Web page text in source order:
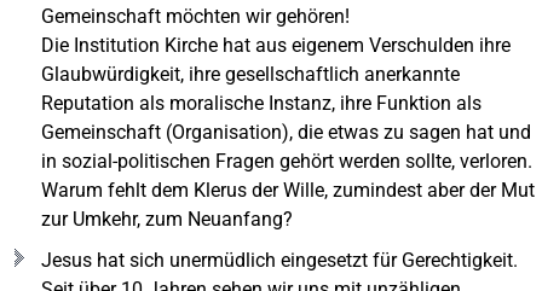
Gemeinschaft möchten wir gehören!
Die Institution Kirche hat aus eigenem Verschulden ihre
Glaubwürdigkeit, ihre gesellschaftlich anerkannte
Reputation als moralische Instanz, ihre Funktion als
Gemeinschaft (Organisation), die etwas zu sagen hat und
in sozial-politischen Fragen gehört werden sollte, verloren.
Warum fehlt dem Klerus der Wille, zumindest aber der Mut
zur Umkehr, zum Neuanfang?
Jesus hat sich unermüdlich eingesetzt für Gerechtigkeit.